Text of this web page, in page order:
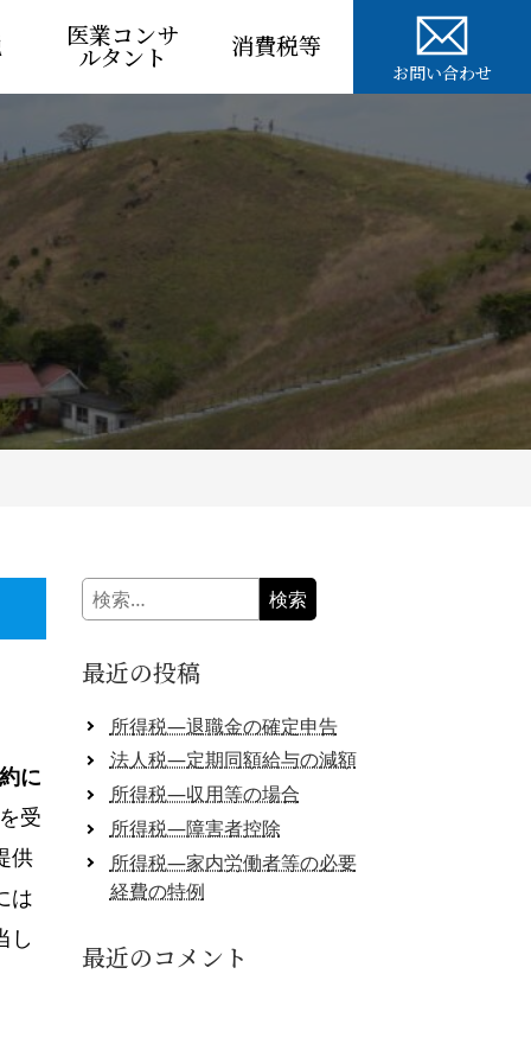
医業コンサ
ルタント 消費税等
お問い合わせ
に
受
供
は
し
検
索:
最近の投稿
所得税―退職金の確定申告
法人税―定期同額給与の減額
所得税―収用等の場合
所得税―障害者控除
所得税―家内労働者等の必要
経費の特例
最近のコメント